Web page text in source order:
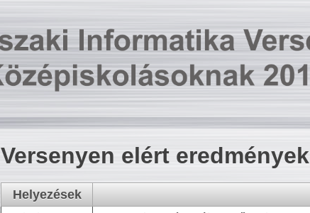
Versenyen elért eredmények
Helyezések